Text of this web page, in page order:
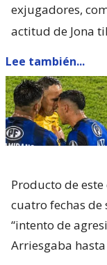
exjugadores,
actitud de Jona
Lee también...
Producto de
cuatro fechas
“intento de
Arriesgaba